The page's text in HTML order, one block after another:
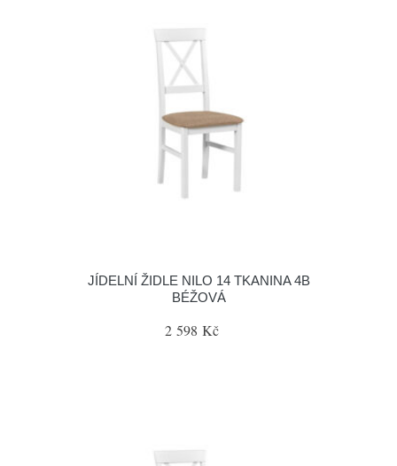
JÍDELNÍ ŽIDLE NILO 14 TKANINA 4B
BÉŽOVÁ
2 598 Kč